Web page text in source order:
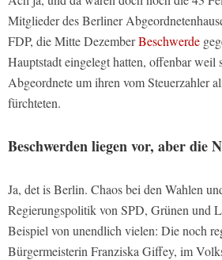
Mitglieder des Berliner
FDP, die Mitte DezemberBeschwerde
Hauptstadt eingelegt hatten, offenbar weil
Abgeordnete um ihren vom Steuerzahler
fürchteten.
Beschwerden liegen vor, aber die
Ja, det is Berlin. Chaos bei den Wahlen
Regierungspolitik von SPD, Grünen und
Beispiel von unendlich vielen: Die noch
Bürgermeisterin Franziska Giffey, im